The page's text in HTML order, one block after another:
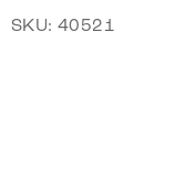
SKU: 40521